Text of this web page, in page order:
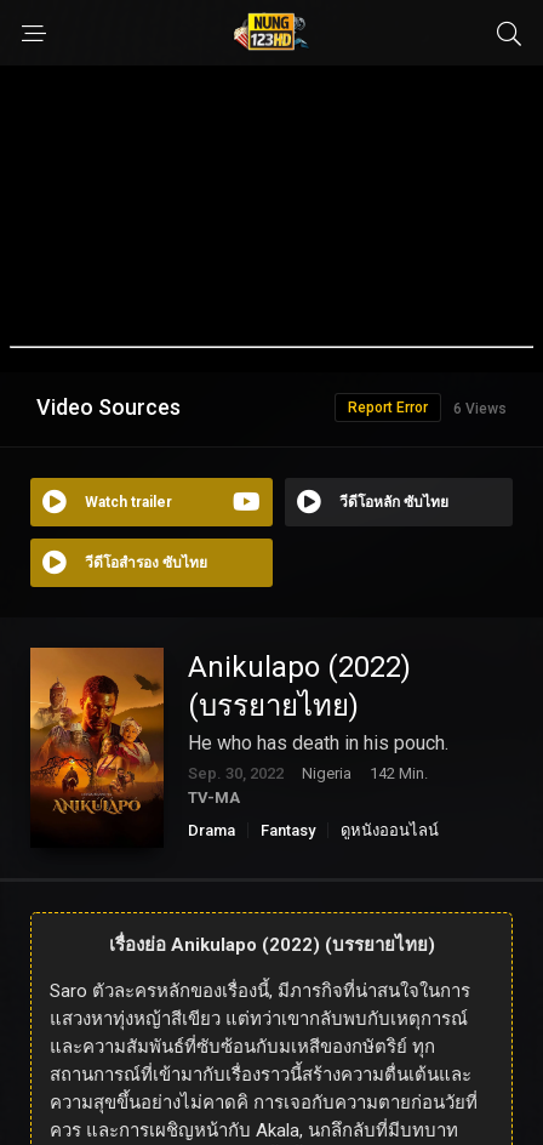
Video Sources 6 Views
Report Error
Watch trailer วีดีโอหลัก ซับไทย
วีดีโอสำรอง ซับไทย
Anikulapo (2022)
(บรรยายไทย)
He who has death in his pouch.
Sep. 30, 2022 Nigeria
142 Min.
TV-MA
Drama
Fantasy ดูหนังออนไลน์
เรื่องย่อ Anikulapo (2022) (บรรยายไทย)
Saro ตัวละครหลักของเรื่องนี้, มีภารกิจที่น่าสนใจในการ
แสวงหาทุ่งหญ้าสีเขียว แต่ทว่าเขากลับพบกับเหตุการณ์
และความสัมพันธ์ที่ซับซ้อนกับมเหสีของกษัตริย์ ทุก
สถานการณ์ที่เข้ามากับเรื่องราวนี้สร้างความตื่นเต้นและ
ความสุขขึ้นอย่างไม่คาดคิ การเจอกับความตายก่อนวัยที่
ควร และการเผชิญหน้ากับ Akala, นกลึกลับที่มีบทบาท